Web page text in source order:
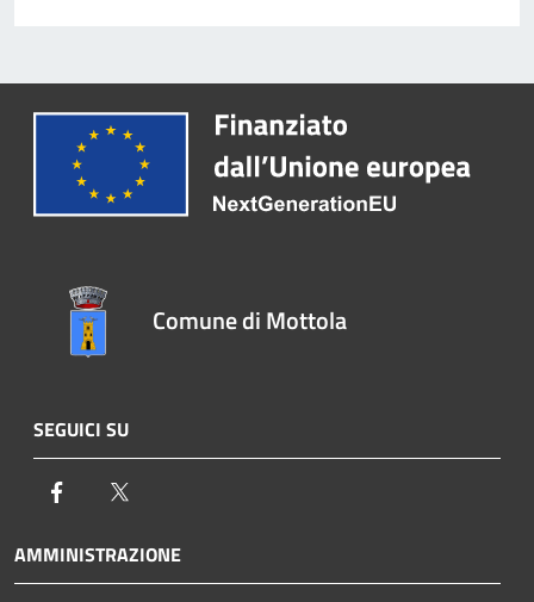
Comune di Mottola
SEGUICI SU
Facebook
AMMINISTRAZIONE